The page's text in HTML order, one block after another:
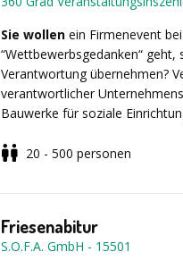
Sie wollen ein Firmenevent
“Wettbewerbsgedanken“
Verantwortung übernehmen?
verantwortlicher
Bauwerke für soziale
wenig Ehrgeiz Spielmodule
erreichen Sie neben einer
eine positive Bindung zum
20 - 500 personen
Friesenabitur
S.O.F.A. GmbH - 15501